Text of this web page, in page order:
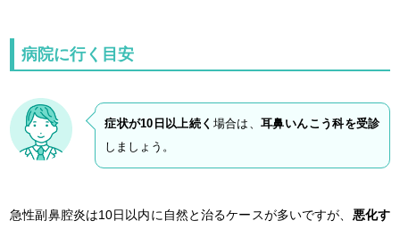
病院に行く目安
症状が10日以上続く 場合は、耳鼻いんこう科を受診
しましょう。
急性副鼻腔炎は10日以内に自然と治るケースが多いですが、 悪化す